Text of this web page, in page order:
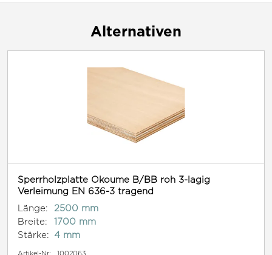
Alternativen
Sperrholzplatte Okoume B/BB roh 3-lagig
Verleimung EN 636-3 tragend
Länge:
2500 mm
Breite:
1700 mm
Stärke:
4 mm
Artikel-Nr: 1002063